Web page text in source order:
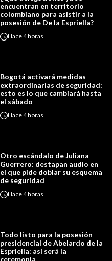
encuentran en territorio
colombiano para asistir a la
posesión de De la Espriella?
Hace4 horas
Bogotá activará medidas
extraordinarias de seguridad:
esto es lo que cambiará hasta
el sábado
Hace4 horas
Otro escándalo de Juliana
Guerrero: destapan audio en
el que pide doblar su esquema
de seguridad
Hace4 horas
Todo listo para la posesión
presidencial de Abelardo de la
Espriella: así será la
ceremonia